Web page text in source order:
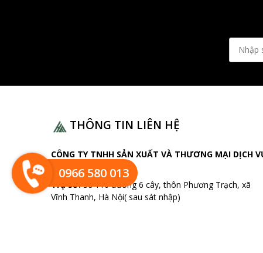
THÔNG TIN LIÊN HỆ
CÔNG TY TNHH SẢN XUẤT VÀ THƯƠNG MẠI DỊCH
HOÀNG MINH
Trụ sở:Số 116 đường 6 cây, thôn Phương Trạch, xã
Vĩnh Thanh, Hà Nội( sau sát nhập)
0966 580 013